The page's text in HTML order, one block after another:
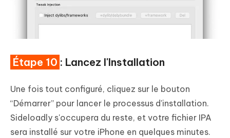
Étape 10 : Lancez l'Installation
Une fois tout configuré, cliquez sur le bouton
“Démarrer” pour lancer le processus d'installation.
Sideloadly s'occupera du reste, et votre fichier IPA
sera installé sur votre iPhone en quelques minutes.